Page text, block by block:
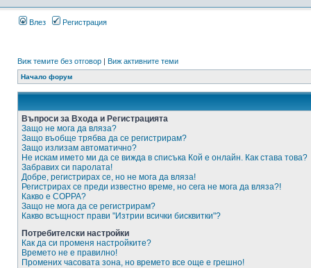
Влез Регистрация
Виж темите без отговор | Виж активните теми
Начало форум
Въпроси за Входа и Регистрацията
Защо не мога да вляза?
Защо въобще трябва да се регистрирам?
Защо излизам автоматично?
Не искам името ми да се вижда в списъка Кой е онлайн. Как става това?
Забравих си паролата!
Добре, регистрирах се, но не мога да вляза!
Регистрирах се преди известно време, но сега не мога да вляза?!
Какво е COPPA?
Защо не мога да се регистрирам?
Какво всъщност прави "Изтрии всички бисквитки"?
Потребителски настройки
Как да си променя настройките?
Времето не е правилно!
Промених часовата зона, но времето все още е грешно!